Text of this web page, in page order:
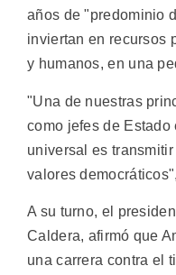
años de "predominio
inviertan en recursos
y humanos, en una
"Una de nuestras
como jefes de
universal es
valores
A su turno, el
Caldera, afirmó que
una carrera contra el